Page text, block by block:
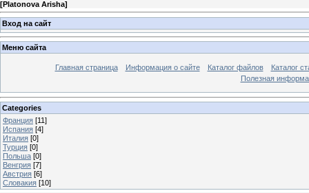
[Platonova Arisha]
Вход на сайт
Меню сайта
Главная страница Информация о сайте Каталог файлов
Каталог
Полезная
Categories
Франция [11]
Испания [4]
Италия [0]
Турция [0]
Польша [0]
Венгрия [7]
Австрия [6]
Словакия [10]